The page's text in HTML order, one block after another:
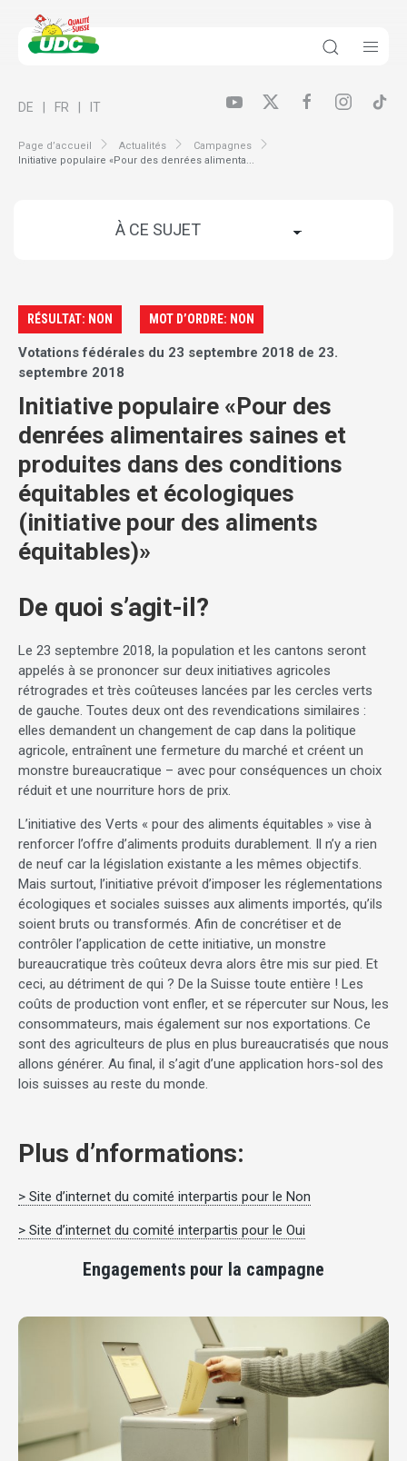
Page d’accueil Actualités
Campagnes
Initiative populaire «Pour des denrées alimenta...
DE FR IT
RÉSULTAT: NON MOT D’ORDRE: NON
Votations fédérales du 23 septembre 2018 de 23.
septembre 2018
Initiative populaire «Pour des
denrées alimentaires saines et
produites dans des conditions
équitables et écologiques
(initiative pour des aliments
équitables)»
De quoi s’agit-il?
Le 23 septembre 2018, la population et les cantons seront
appelés à se prononcer sur deux initiatives agricoles
rétrogrades et très coûteuses lancées par les cercles verts
de gauche. Toutes deux ont des revendications similaires :
elles demandent un changement de cap dans la politique
agricole, entraînent une fermeture du marché et créent un
monstre bureaucratique – avec pour conséquences un choix
réduit et une nourriture hors de prix.
L’initiative des Verts « pour des aliments équitables » vise à
renforcer l’offre d’aliments produits durablement. Il n’y a rien
de neuf car la législation existante a les mêmes objectifs.
Mais surtout, l’initiative prévoit d’imposer les réglementations
écologiques et sociales suisses aux aliments importés, qu’ils
soient bruts ou transformés. Afin de concrétiser et de
contrôler l’application de cette initiative, un monstre
bureaucratique très coûteux devra alors être mis sur pied. Et
ceci, au détriment de qui ? De la Suisse toute entière ! Les
coûts de production vont enfler, et se répercuter sur Nous, les
consommateurs, mais également sur nos exportations. Ce
sont des agriculteurs de plus en plus bureaucratisés que nous
allons générer. Au final, il s’agit d’une application hors-sol des
lois suisses au reste du monde.
Plus d’nformations:
> Site d’internet du comité interpartis pour le Non
> Site d’internet du comité interpartis pour le Oui
Engagements pour la campagne